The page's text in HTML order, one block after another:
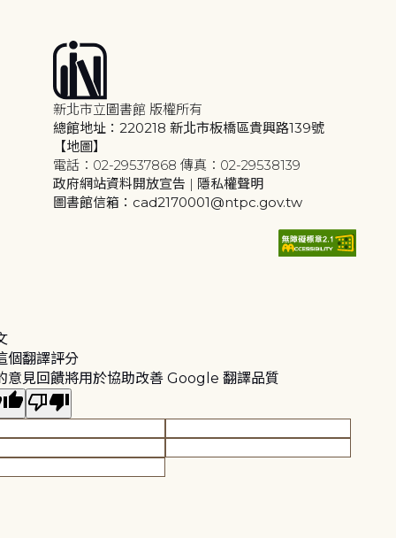
新北市立圖書館 版權所有
總館地址：220218 新北市板橋區貴興路139號
【地圖】
電話：02-29537868 傳真：02-29538139
政府網站資料開放宣告 | 隱私權聲明
圖書館信箱：cad2170001@ntpc.gov.tw
個翻譯評分
意見回饋將用於協助改善 Google 翻譯品質